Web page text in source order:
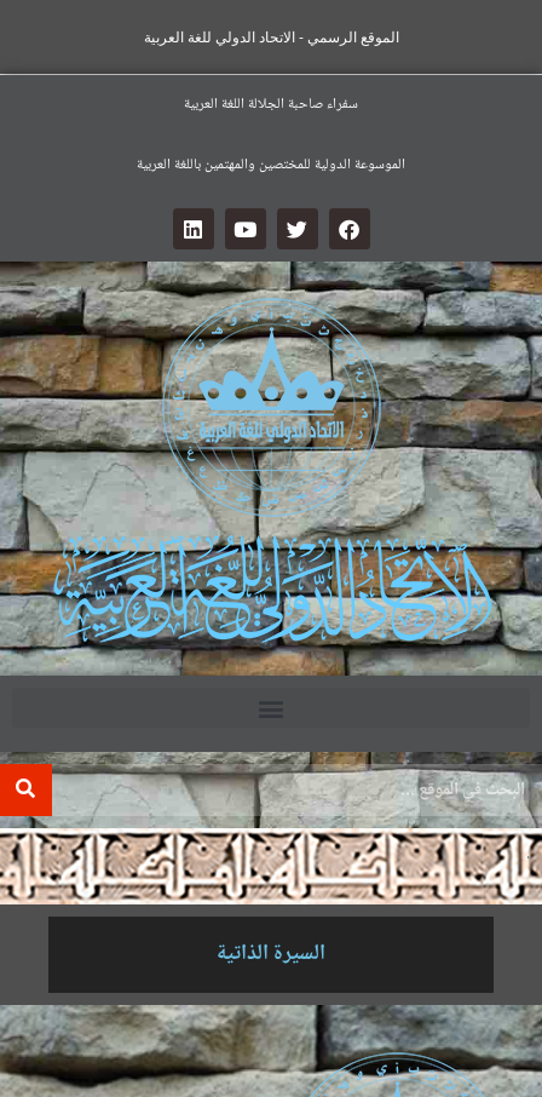
الموقع الرسمي - الاتحاد الدولي للغة العربية
سفراء صاحبة الجلالة اللغة العربية
الموسوعة الدولية للمختصين والمهتمين باللغة العربية
.
السيرة الذاتية